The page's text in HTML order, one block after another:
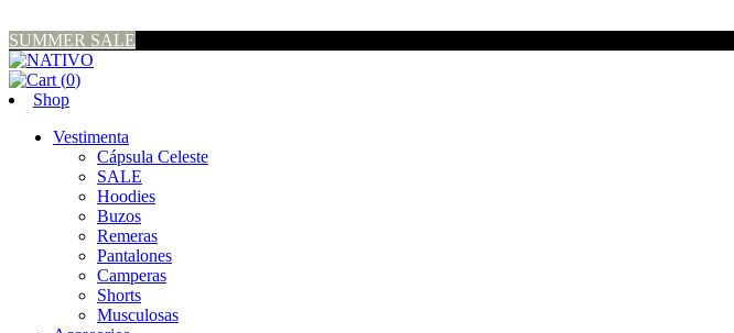
SUMMER SALE
(0)
Shop
Vestimenta
Cápsula Celeste
SALE
Hoodies
Buzos
Remeras
Pantalones
Camperas
Shorts
Musculosas